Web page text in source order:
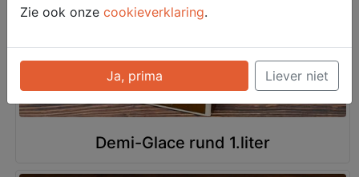
Demi-Glace rund 1.liter
Zie ook onze cookieverklaring.
Ja, prima Liever niet